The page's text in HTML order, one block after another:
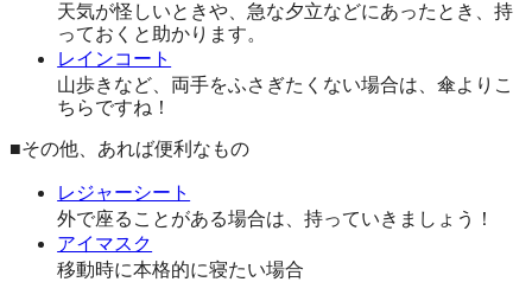
天気が怪しいときや、急な夕立などにあったとき、持
っておくと助かります。
レインコート
山歩きなど、両手をふさぎたくない場合は、傘よりこ
ちらですね！
■その他、あれば便利なもの
レジャーシート
外で座ることがある場合は、持っていきましょう！
アイマスク
移動時に本格的に寝たい場合